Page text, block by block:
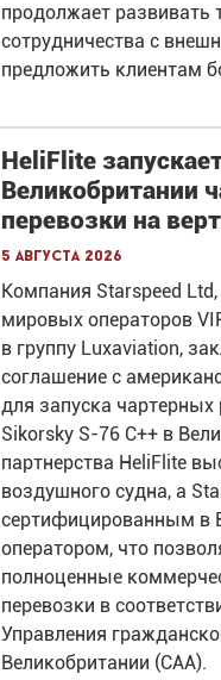
продолжает развивать
сотрудничества с
предложить клиентам
HeliFlite
Великобритании
перевозки на
5 августа 2026
Компания Starspeed
мировых операторов
в группу Luxaviation,
соглашение с
для запуска чартерных
Sikorsky S-76 C++ в
партнерства HeliFlite
воздушного судна, а
сертифицированным в
оператором, что
полноценные
перевозки в
Управления
Великобритании (CAA).